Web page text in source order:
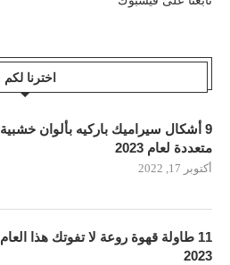
اخترنا لكم
9 أشكال سيراميك باركيه بألوان خشبية
متعددة لعام 2023
أكتوبر 17, 2022
11 طاولة قهوة روعة لا تفوتك هذا العام
2023